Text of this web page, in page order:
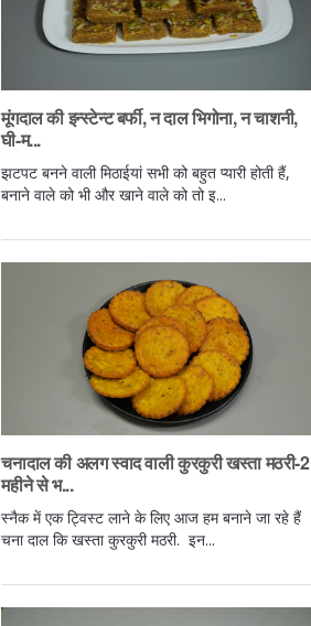
मूंगदाल की इन्स्टेन्ट बर्फी, न दाल भिगोना, न चाशनी,
घी-म...
झटपट बनने वाली मिठाईयां सभी को बहुत प्यारी होती हैं,
बनाने वाले को भी और खाने वाले को तो इ...
चनादाल की अलग स्वाद वाली कुरकुरी खस्ता मठरी-2
महीने से भ...
स्नैक में एक ट्विस्ट लाने के लिए आज हम बनाने जा रहे हैं
चना दाल कि खस्ता कुरकुरी मठरी. इन...